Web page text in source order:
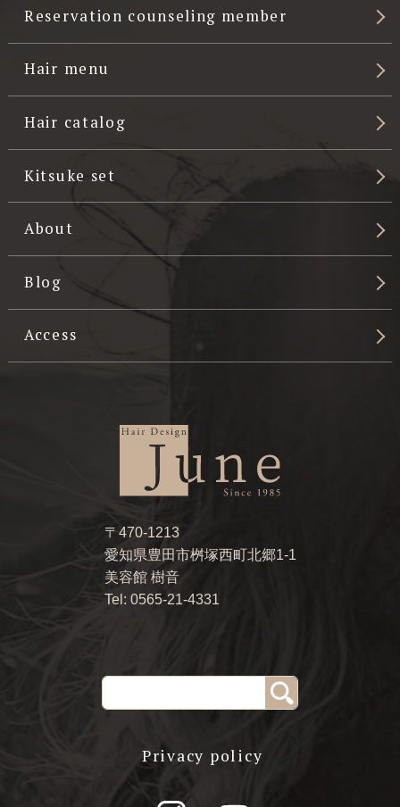
Reservation counseling member
Hair menu
Hair catalog
Kitsuke set
About
Blog
Access
〒470-1213
愛知県豊田市桝塚西町北郷1-1
美容館 樹音
Tel: 0565-21-4331
Privacy policy